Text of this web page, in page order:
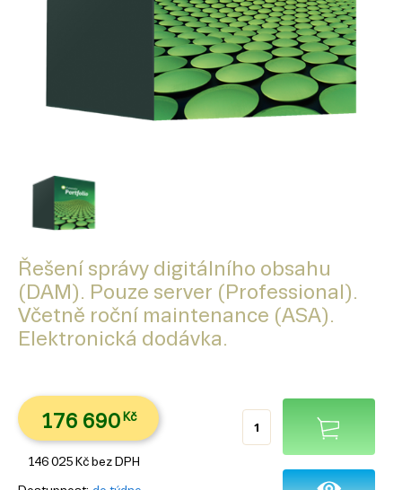
Řešení správy digitálního obsahu
(DAM). Pouze server (Professional).
Včetně roční maintenance (ASA).
Elektronická dodávka.
176 690 Kč
146 025 Kč bez DPH